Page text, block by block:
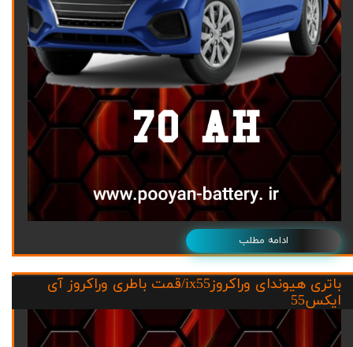
ادامه مطلب
باتری هیوندای وراکروزix55/قمت باطری وراکروز آی
ایکس55